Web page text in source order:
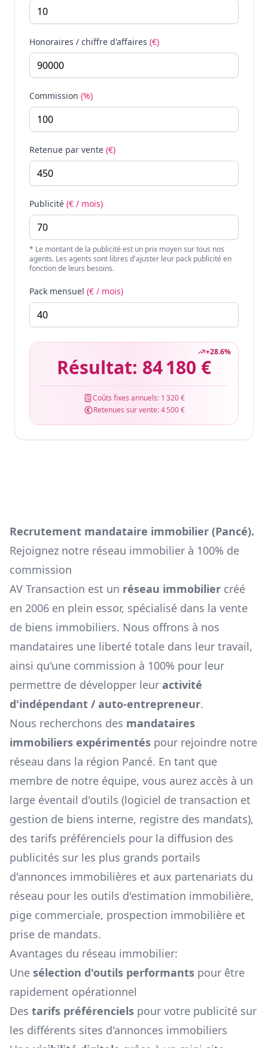
Honoraires / chiffre d'affaires (€)
Commission (%)
Retenue par vente (€)
Publicité (€ / mois)
* Le montant de la publicité est un prix moyen sur tous nos
agents. Les agents sont libres d'ajuster leur pack publicité en
fonction de leurs besoins.
Pack mensuel (€ / mois)
+28.6%
Résultat: 84 180 €
Coûts fixes annuels: 1 320 €
Retenues sur vente:4 500 €
Recrutement mandataire immobilier (Pancé).
Rejoignez notre réseau immobilier à 100% de
commission
AV Transaction est un réseau immobilier créé
en 2006 en plein essor, spécialisé dans la vente
de biens immobiliers. Nous offrons à nos
mandataires une liberté totale dans leur travail,
ainsi qu'une commission à 100% pour leur
permettre de développer leur activité
d'indépendant / auto-entrepreneur.
Nous recherchons des mandataires
immobiliers expérimentés pour rejoindre notre
réseau dans la région Pancé. En tant que
membre de notre équipe, vous aurez accès à un
large éventail d'outils (logiciel de transaction et
gestion de biens interne, registre des mandats),
des tarifs préférenciels pour la diffusion des
publicités sur les plus grands portails
d'annonces immobilières et aux partenariats du
réseau pour les outils d'estimation immobilière,
pige commerciale, prospection immobilière et
prise de mandats.
Avantages du réseau immobilier:
Une sélection d'outils performants pour être
rapidement opérationnel
Des tarifs préférenciels pour votre publicité sur
les différents sites d'annonces immobiliers